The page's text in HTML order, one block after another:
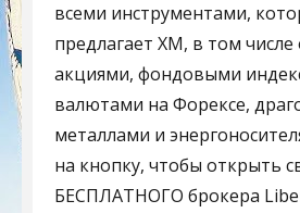
всеми инструментами,
предлагает XM, в том
акциями, фондовыми
валютами на Форексе,
металлами и
на кнопку, чтобы открыть
БЕСПЛАТНОГО брокера